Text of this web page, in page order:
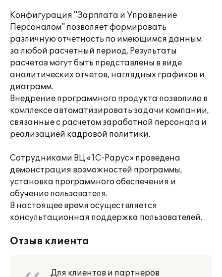
Конфигурация "Зарплата и Управление
Персоналом" позволяет формировать
различную отчетность по имеющимся данным
за любой расчетный период. Результаты
расчетов могут быть представлены в виде
аналитических отчетов, наглядных графиков и
диаграмм.
Внедрение программного продукта позволило в
комплексе автоматизировать задачи компании,
связанные с расчетом заработной персонала и
реализацией кадровой политики.
Сотрудниками ВЦ «1С-Рарус» проведена
демонстрация возможностей программы,
установка программного обеспечения и
обучение пользователя.
В настоящее время осуществляется
консультационная поддержка пользователей.
Отзыв клиента
Для клиентов и партнеров